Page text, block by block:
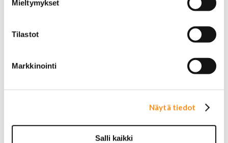
Mieltymykset
Tilastot
Markkinointi
Näytä tiedot
Salli kaikki
Venttiilinhatut
Renkaat 16"
Renkaat 16,5"